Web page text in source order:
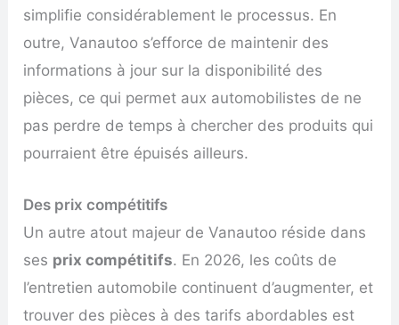
simplifie considérablement le processus. En
outre, Vanautoo s’efforce de maintenir des
informations à jour sur la disponibilité des
pièces, ce qui permet aux automobilistes de ne
pas perdre de temps à chercher des produits qui
pourraient être épuisés ailleurs.
Des prix compétitifs
Un autre atout majeur de Vanautoo réside dans
ses prix compétitifs. En 2026, les coûts de
l’entretien automobile continuent d’augmenter, et
trouver des pièces à des tarifs abordables est